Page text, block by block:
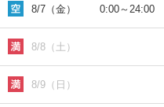
8/7（金） 0:00～ 24:00
8/8（土）
8/9（日）